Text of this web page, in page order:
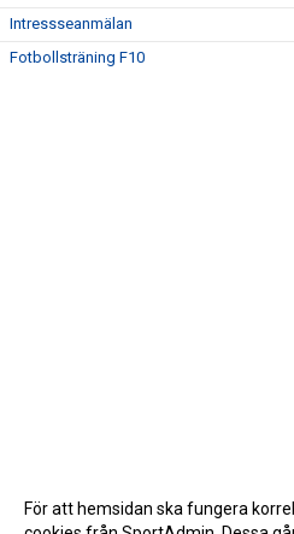
Intressseanmälan
Fotbollsträning F10
För att hemsidan ska fungera